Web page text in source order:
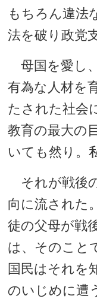
もちろん違法
法を破り政党
母国を愛し
有為な人材を
たされた社会
教育の最大の
いても然り。
それが戦後
向に流された
徒の父母が戦
は、そのこと
国民はそれを
のいじめに遭